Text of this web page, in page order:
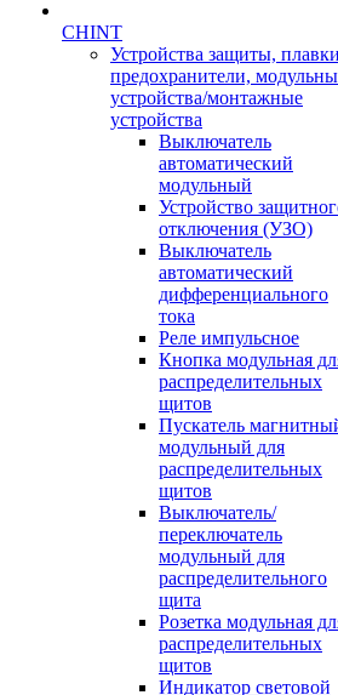
CHINT
Устройства защиты,
предохранители,
устройства/монтажные
устройства
Выключатель
автоматический
модульный
Устройство
отключения (УЗО)
Выключатель
автоматический
дифференциального
тока
Реле импульсное
Кнопка модульная
распределительных
щитов
Пускатель
модульный для
распределительных
щитов
Выключатель/
переключатель
модульный для
распределительного
щита
Розетка модульная
распределительных
щитов
Индикатор световой